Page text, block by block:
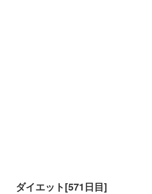
ダイエット[571日目]